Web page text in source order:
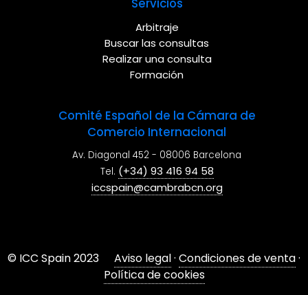
Servicios
Arbitraje
Buscar las consultas
Realizar una consulta
Formación
Comité Español de la Cámara de
Comercio Internacional
Av. Diagonal 452 - 08006 Barcelona
Tel. (+34) 93 416 94 58
iccspain@cambrabcn.org
© ICC Spain 2023 Aviso legal·Condiciones de venta·
Política de cookies